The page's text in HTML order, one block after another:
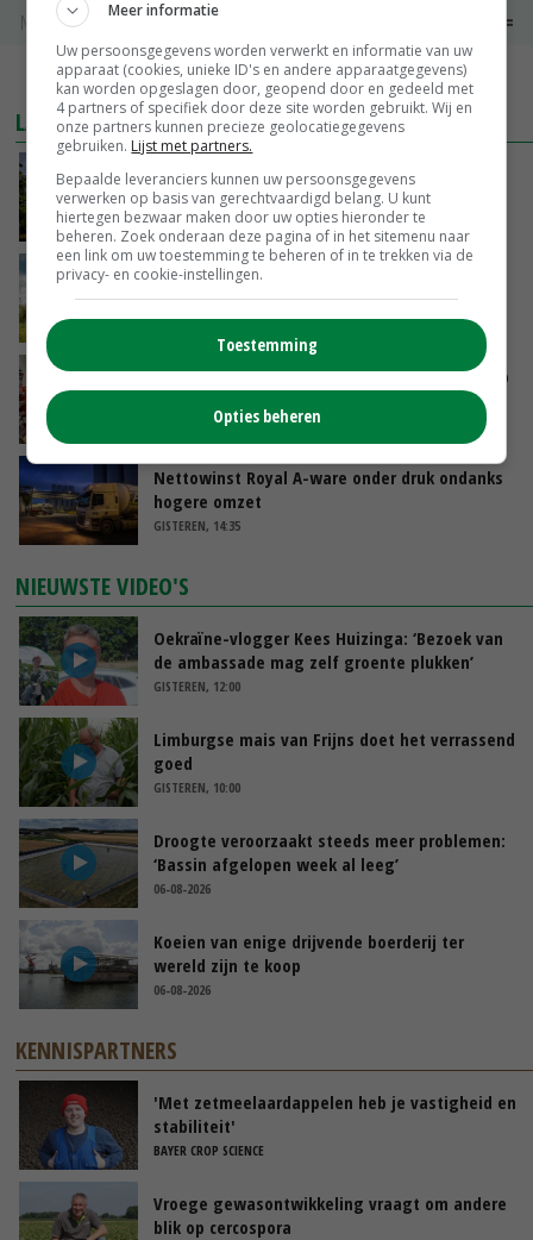
Noteringen
MEER MARKTPRIJZEN
LAATSTE NIEUWS
Kamervragen over onttrekkingsverbod,
minister spreekt van ‘ondernemersrisico’
GISTEREN, 16:27
‘Rendement van Krullvarkens komt van de
overkant’
GISTEREN, 15:30
Oorlogen en El Niño stuwen voedselprijzen op
GISTEREN, 15:04
Nettowinst Royal A-ware onder druk ondanks
hogere omzet
GISTEREN, 14:35
NIEUWSTE VIDEO'S
Oekraïne-vlogger Kees Huizinga: ‘Bezoek van
de ambassade mag zelf groente plukken’
GISTEREN, 12:00
Limburgse mais van Frijns doet het verrassend
goed
GISTEREN, 10:00
Droogte veroorzaakt steeds meer problemen:
‘Bassin afgelopen week al leeg’
06-08-2026
Koeien van enige drijvende boerderij ter
wereld zijn te koop
06-08-2026
KENNISPARTNERS
'Met zetmeelaardappelen heb je vastigheid en
stabiliteit'
BAYER CROP SCIENCE
Vroege gewasontwikkeling vraagt om andere
blik op cercospora
Meer informatie
Uw persoonsgegevens worden verwerkt en informatie van uw
apparaat (cookies, unieke ID's en andere apparaatgegevens)
kan worden opgeslagen door, geopend door en gedeeld met
4 partners of specifiek door deze site worden gebruikt. Wij en
onze partners kunnen precieze geolocatiegegevens
gebruiken. Lijst met partners.
Bepaalde leveranciers kunnen uw persoonsgegevens
verwerken op basis van gerechtvaardigd belang. U kunt
hiertegen bezwaar maken door uw opties hieronder te
beheren. Zoek onderaan deze pagina of in het sitemenu naar
een link om uw toestemming te beheren of in te trekken via de
privacy- en cookie-instellingen.
Toestemming
Opties beheren